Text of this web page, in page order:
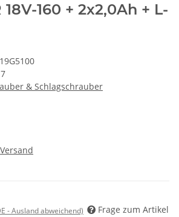
160 + 2x2,0Ah + L-
& Schlagschrauber
Versand
- Ausland abweichend) Frage zum Artikel